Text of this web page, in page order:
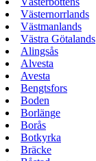
Västernorrlands
Västmanlands
Västra Götalands
Alingsås
Alvesta
Avesta
Bengtsfors
Boden
Borlänge
Borås
Botkyrka
Bräcke